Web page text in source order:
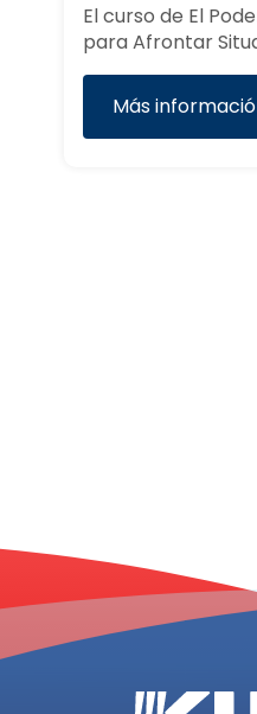
El curso de El
para Afrontar
Más